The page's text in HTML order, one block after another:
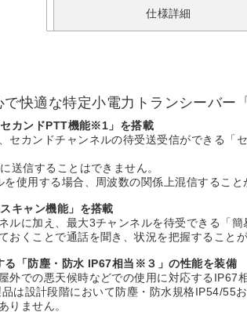
仕様詳細
快適な特定小電力トランシーバー
カンドPTT機能※1」を搭載
セカンドチャンネルの待受送受信ができる
送信することはできません。
使用する場合、周波数の関係上混信するこ
キャン機能」を搭載
ルに加え、最大3チャンネルを待受できる「
おくことで通話を聞き、状況を把握することが
る「防塵・防水 IP67相当※３」の性能を装備
外での悪天候時などでの使用に対応するIP67
は設計段階において防塵・防水規格IP54/55
りません。